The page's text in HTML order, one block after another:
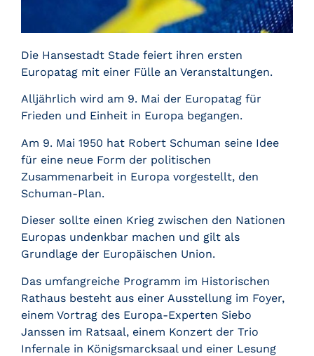
Die Hansestadt Stade feiert ihren ersten
Europatag mit einer Fülle an Veranstaltungen.
Alljährlich wird am 9. Mai der Europatag für
Frieden und Einheit in Europa begangen.
Am 9. Mai 1950 hat Robert Schuman seine Idee
für eine neue Form der politischen
Zusammenarbeit in Europa vorgestellt, den
Schuman-Plan.
Dieser sollte einen Krieg zwischen den Nationen
Europas undenkbar machen und gilt als
Grundlage der Europäischen Union.
Das umfangreiche Programm im Historischen
Rathaus besteht aus einer Ausstellung im Foyer,
einem Vortrag des Europa-Experten Siebo
Janssen im Ratsaal, einem Konzert der Trio
Infernale in Königsmarcksaal und einer Lesung